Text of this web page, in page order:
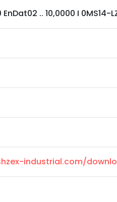
EnDat02 .. 10,0000 I 0MS14-
industrial.com/